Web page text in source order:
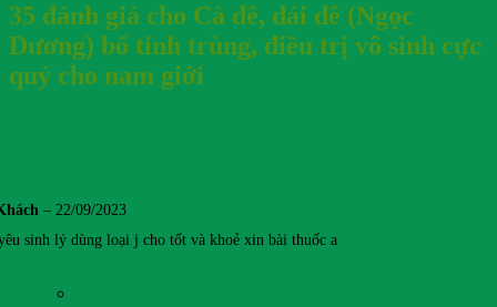
35 đánh giá cho Cà dê, dái dê (Ngọc
Dương) bổ tinh trùng, điều trị vô sinh cực
quý cho nam giới
– 22/09/2023
sinh lý dùng loại j cho tốt và khoẻ xin bài thuốc a